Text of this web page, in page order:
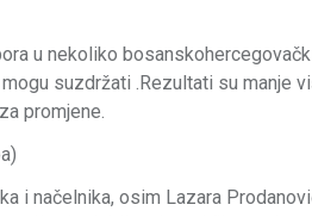
u nekoliko
suzdržati .Rezultati su manje
promjene.
i načelnika, osim Lazara